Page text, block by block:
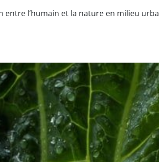
entre l’humain et la nature en milieu